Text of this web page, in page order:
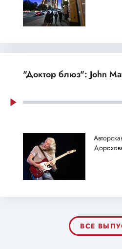
"Доктор блюз": John
ВСЕ